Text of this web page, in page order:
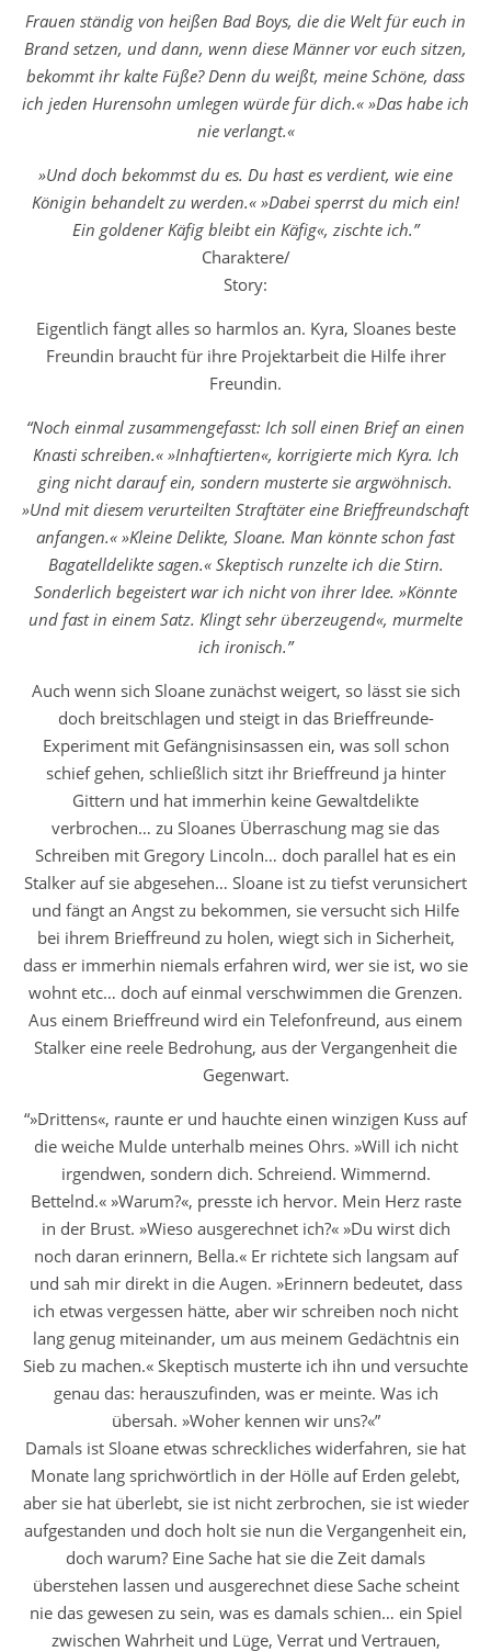
Frauen ständig von heißen Bad Boys, die die Welt für euch in
Brand setzen, und dann, wenn diese Männer vor euch sitzen,
bekommt ihr kalte Füße? Denn du weißt, meine Schöne, dass
ich jeden Hurensohn umlegen würde für dich.« »Das habe ich
nie verlangt.«
»Und doch bekommst du es. Du hast es verdient, wie eine
Königin behandelt zu werden.« »Dabei sperrst du mich ein!
Ein goldener Käfig bleibt ein Käfig«, zischte ich.”
Charaktere/
Story:
Eigentlich fängt alles so harmlos an. Kyra, Sloanes beste
Freundin braucht für ihre Projektarbeit die Hilfe ihrer
Freundin.
“Noch einmal zusammengefasst: Ich soll einen Brief an einen
Knasti schreiben.« »Inhaftierten«, korrigierte mich Kyra. Ich
ging nicht darauf ein, sondern musterte sie argwöhnisch.
»Und mit diesem verurteilten Straftäter eine Brieffreundschaft
anfangen.« »Kleine Delikte, Sloane. Man könnte schon fast
Bagatelldelikte sagen.« Skeptisch runzelte ich die Stirn.
Sonderlich begeistert war ich nicht von ihrer Idee. »Könnte
und fast in einem Satz. Klingt sehr überzeugend«, murmelte
ich ironisch.”
Auch wenn sich Sloane zunächst weigert, so lässt sie sich
doch breitschlagen und steigt in das Brieffreunde-
Experiment mit Gefängnisinsassen ein, was soll schon
schief gehen, schließlich sitzt ihr Brieffreund ja hinter
Gittern und hat immerhin keine Gewaltdelikte
verbrochen… zu Sloanes Überraschung mag sie das
Schreiben mit Gregory Lincoln… doch parallel hat es ein
Stalker auf sie abgesehen… Sloane ist zu tiefst verunsichert
und fängt an Angst zu bekommen, sie versucht sich Hilfe
bei ihrem Brieffreund zu holen, wiegt sich in Sicherheit,
dass er immerhin niemals erfahren wird, wer sie ist, wo sie
wohnt etc… doch auf einmal verschwimmen die Grenzen.
Aus einem Brieffreund wird ein Telefonfreund, aus einem
Stalker eine reele Bedrohung, aus der Vergangenheit die
Gegenwart.
“»Drittens«, raunte er und hauchte einen winzigen Kuss auf
die weiche Mulde unterhalb meines Ohrs. »Will ich nicht
irgendwen, sondern dich. Schreiend. Wimmernd.
Bettelnd.« »Warum?«, presste ich hervor. Mein Herz raste
in der Brust. »Wieso ausgerechnet ich?« »Du wirst dich
noch daran erinnern, Bella.« Er richtete sich langsam auf
und sah mir direkt in die Augen. »Erinnern bedeutet, dass
ich etwas vergessen hätte, aber wir schreiben noch nicht
lang genug miteinander, um aus meinem Gedächtnis ein
Sieb zu machen.« Skeptisch musterte ich ihn und versuchte
genau das: herauszufinden, was er meinte. Was ich
übersah. »Woher kennen wir uns?«”
Damals ist Sloane etwas schreckliches widerfahren, sie hat
Monate lang sprichwörtlich in der Hölle auf Erden gelebt,
aber sie hat überlebt, sie ist nicht zerbrochen, sie ist wieder
aufgestanden und doch holt sie nun die Vergangenheit ein,
doch warum? Eine Sache hat sie die Zeit damals
überstehen lassen und ausgerechnet diese Sache scheint
nie das gewesen zu sein, was es damals schien… ein Spiel
zwischen Wahrheit und Lüge, Verrat und Vertrauen,